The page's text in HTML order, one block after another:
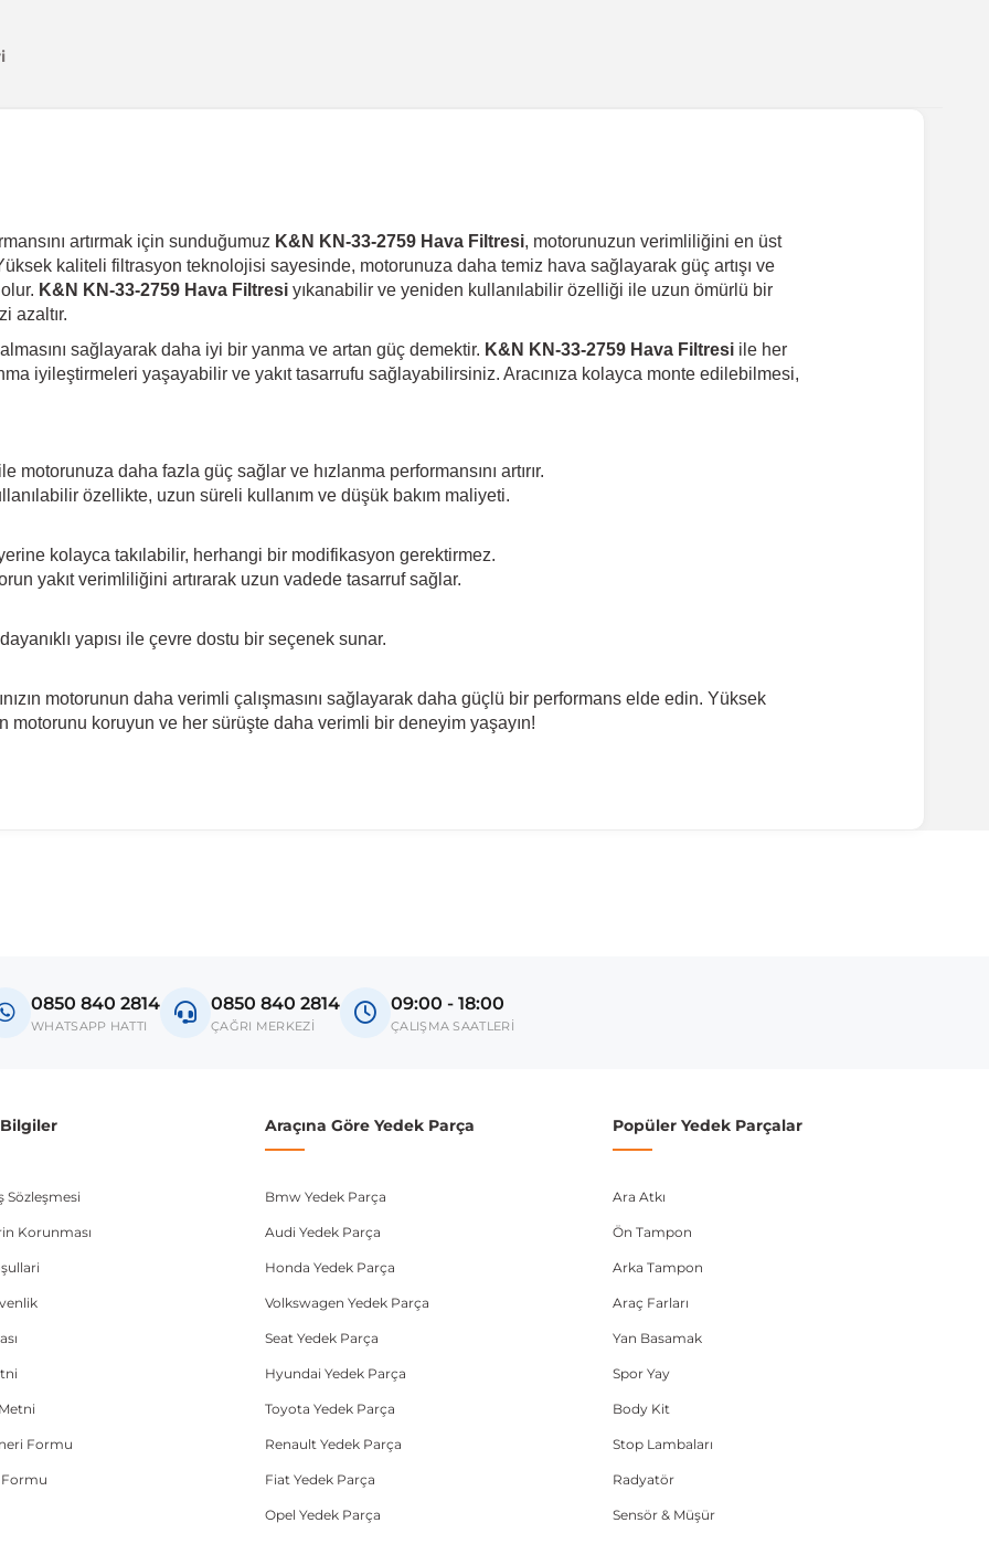
artırmak için sunduğumuz K&N KN-33-2759 Hava Filtresi, motorunuzun verimliliğini en üst
kaliteli filtrasyon teknolojisi sayesinde, motorunuza daha temiz hava sağlayarak güç artışı ve
K&N KN-33-2759 Hava Filtresi yıkanabilir ve yeniden kullanılabilir özelliği ile uzun ömürlü bir
azaltır.
sağlayarak daha iyi bir yanma ve artan güç demektir. K&N KN-33-2759 Hava Filtresi ile her
iyileştirmeleri yaşayabilir ve yakıt tasarrufu sağlayabilirsiniz. Aracınıza kolayca monte edilebilmesi,
motorunuza daha fazla güç sağlar ve hızlanma performansını artırır.
özellikte, uzun süreli kullanım ve düşük bakım maliyeti.
kolayca takılabilir, herhangi bir modifikasyon gerektirmez.
yakıt verimliliğini artırarak uzun vadede tasarruf sağlar.
yapısı ile çevre dostu bir seçenek sunar.
motorunun daha verimli çalışmasını sağlayarak daha güçlü bir performans elde edin. Yüksek
motorunu koruyun ve her sürüşte daha verimli bir deneyim yaşayın!
0850 840 2814
WHATSAPP HATTI
0850 840 2814
ÇAĞRI MERKEZİ
09:00 - 18:00
ÇALIŞMA SAATLERİ
Sözleşmesi
Korunması
Formu
Formu
Araçına Göre Yedek Parça
Bmw Yedek Parça
Audi Yedek Parça
Honda Yedek Parça
Volkswagen Yedek Parça
Seat Yedek Parça
Hyundai Yedek Parça
Toyota Yedek Parça
Renault Yedek Parça
Fiat Yedek Parça
Opel Yedek Parça
Popüler Yedek Parçalar
Ara Atkı
Ön Tampon
Arka Tampon
Araç Farları
Yan Basamak
Spor Yay
Body Kit
Stop Lambaları
Radyatör
Sensör & Müşür